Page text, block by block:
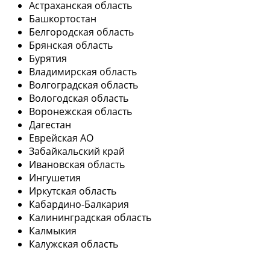
Астраханская область
Башкортостан
Белгородская область
Брянская область
Бурятия
Владимирская область
Волгоградская область
Вологодская область
Воронежская область
Дагестан
Еврейская АО
Забайкальский край
Ивановская область
Ингушетия
Иркутская область
Кабардино-Балкария
Калининградская область
Калмыкия
Калужская область